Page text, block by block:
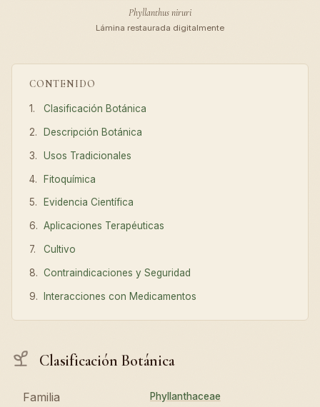
CONTENIDO
Clasificación Botánica
Descripción Botánica
Usos Tradicionales
Fitoquímica
Evidencia Científica
Aplicaciones Terapéuticas
Cultivo
Contraindicaciones y Seguridad
Interacciones con Medicamentos
Clasificación Botánica
Familia Phyllanthaceae
Phyllanthus niruri
Lámina restaurada digitalmente